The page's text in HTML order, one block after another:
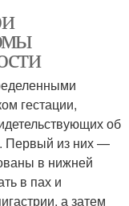
гестации,
об
Первый из них —
в нижней
в пах и
а затем